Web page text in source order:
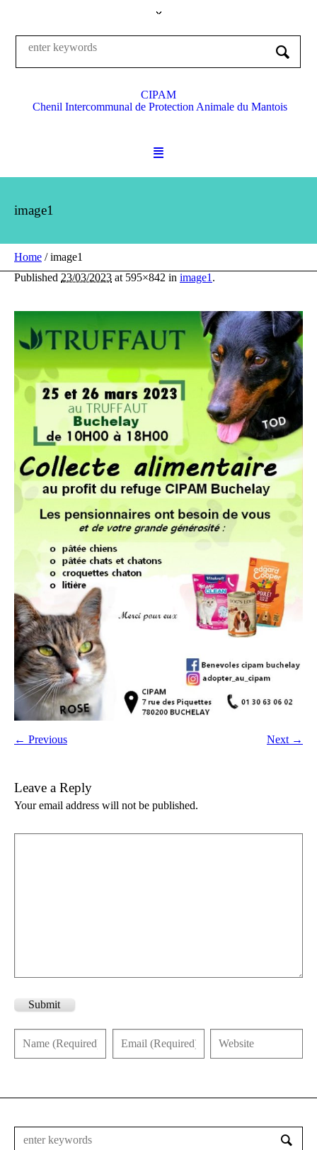
CIPAM
Chenil Intercommunal de Protection Animale du Mantois
image1
Home /image1
Published 23/03/2023 at 595×842 in image1 .
← Previous Next →
Leave a Reply
Your email address will not be published.
Submit